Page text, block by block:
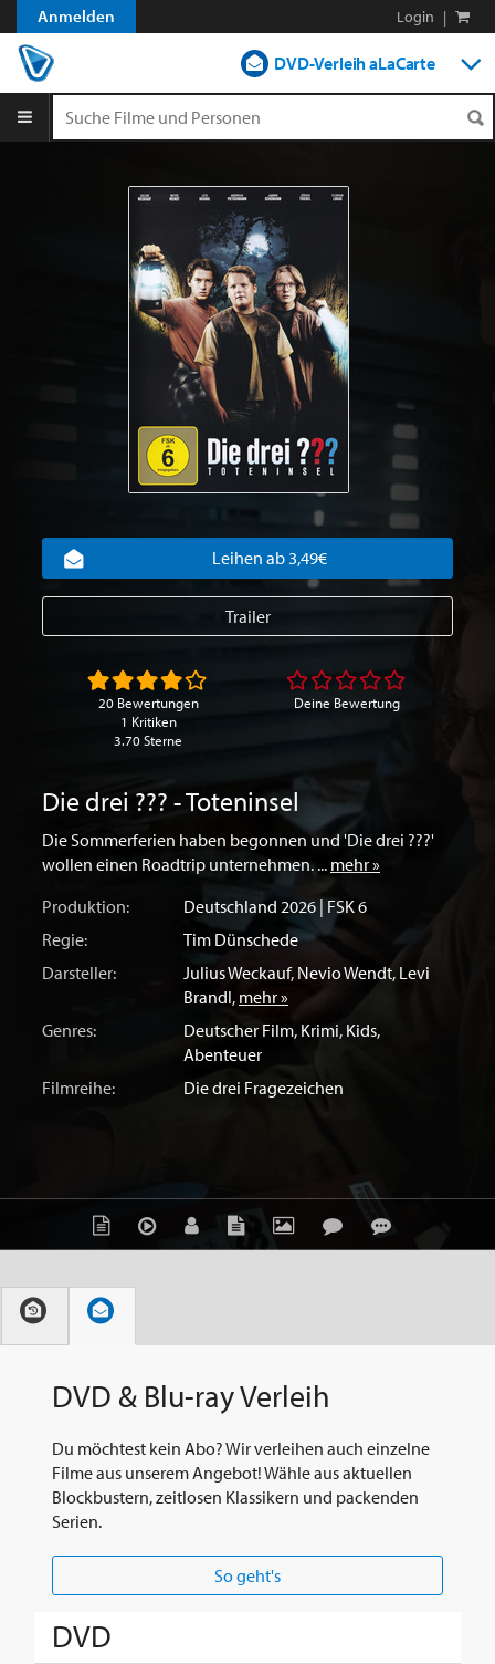
Anmelden Login |
DVD-Verleih aLaCarte
Blog
Die drei ??? - Toteninsel
Die Sommerferien haben begonnen und 'Die drei ???'
wollen einen Roadtrip unternehmen. ... mehr »
Produktion:
Deutschland 2026 | FSK 6
Regie:
Tim Dünschede
Darsteller:
Julius Weckauf, Nevio Wendt, Levi
Brandl, mehr »
Genres:
Deutscher Film, Krimi, Kids,
Abenteuer
Filmreihe:
Die drei Fragezeichen
Leihen ab 3,49€
Trailer
20 Bewertungen
1 Kritiken
3.70 Sterne
Deine Bewertung
DVD & Blu-ray Verleih
Du möchtest kein Abo? Wir verleihen auch einzelne
Filme aus unserem Angebot! Wähle aus aktuellen
Blockbustern, zeitlosen Klassikern und packenden
Serien.
So geht's
DVD